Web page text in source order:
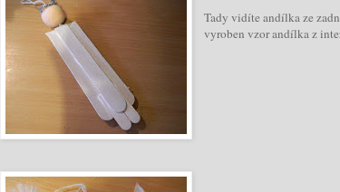
Tady vidíte andílka ze
vyroben vzor andílka z